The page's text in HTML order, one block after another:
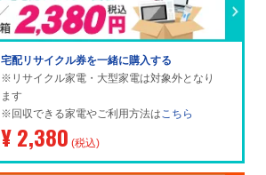
宅配リサイクル券を一緒に購入する
※リサイクル家電・大型家電は対象外となり
ます
※回収できる家電やご利用方法はこちら
¥ 2,380 (税込)